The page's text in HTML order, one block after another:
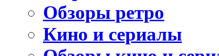
Обзоры ретро
Кино и сериалы